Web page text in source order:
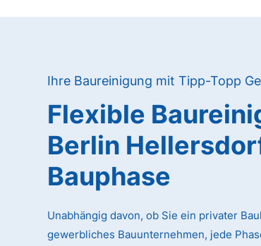
Ihre Baureinigung mit Tipp-Topp
Flexible
Berlin
Bauphase
Unabhängig davon, ob Sie ein privater
gewerbliches Bauunternehmen, jede